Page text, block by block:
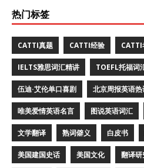
热门标签
CATTI真题 CATTI经验
IELTS雅思词汇精讲 TOEFL托福词
伍迪·艾伦单口喜剧 北京周报英语热
唯美爱情英语名言 图说英语词汇
文学翻译 熟词僻义 白皮书
美国建国史话 美国文化 翻译研